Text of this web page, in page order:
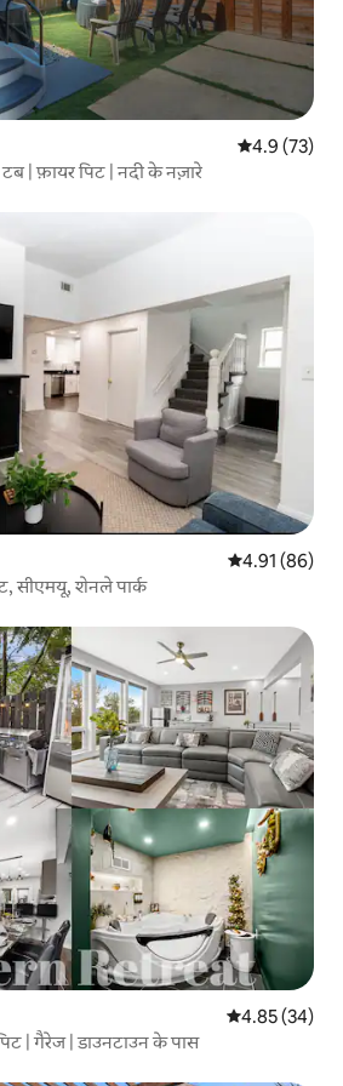
औसत रेटिंग 5
4.9 (73)
| फ़ायर पिट | नदी के नज़ारे
औसत रेटिंग 5 में
4.91 (86)
सीएमयू, शेनले पार्क
औसत रेटिंग 5 में
4.85 (34)
| गैरेज | डाउनटाउन के पास